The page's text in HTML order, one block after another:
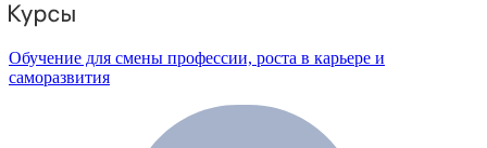
Обучение для смены профессии, роста в карьере и
саморазвития